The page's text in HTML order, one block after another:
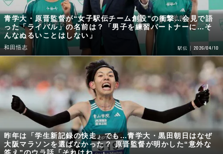
青学大・原晋監督が“女子駅伝チーム創設”の衝撃…会見で語
った「ライバル」の名前は？「男子を練習パートナーに…そ
んなぬるいことはしない」
和田悟志 駅伝 2026/04/10
昨年は「学生新記録の快走」でも…青学大・黒田朝日はなぜ
大阪マラソンを選ばなかった？ 原晋監督が明かした“意外な